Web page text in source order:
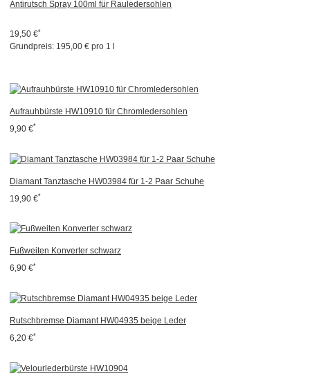
Antirutsch Spray 100ml für Rauledersohlen
19,50 €*
Grundpreis: 195,00 € pro 1 l
Aufrauhbürste HW10910 für Chromledersohlen
9,90 €*
Diamant Tanztasche HW03984 für 1-2 Paar Schuhe
19,90 €*
Fußweiten Konverter schwarz
6,90 €*
Rutschbremse Diamant HW04935 beige Leder
6,20 €*